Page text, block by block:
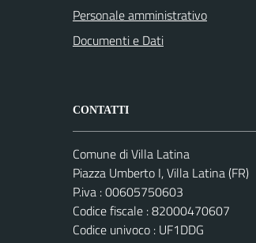
Personale amministrativo
Documenti e Dati
CONTATTI
Comune di Villa Latina
Piazza Umberto I, Villa Latina (FR)
P.iva : 00605750603
Codice fiscale : 82000470607
Codice univoco : UF1DDG